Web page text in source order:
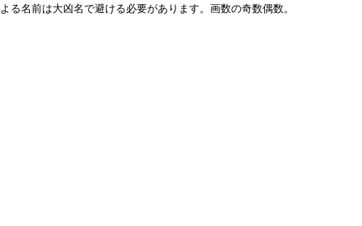
よる名前は大凶名で避ける必要があります。画数の奇数偶数。